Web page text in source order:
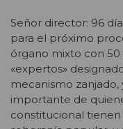
Señor director: 96
para el próximo
órgano mixto con
«expertos»
mecanismo
importante de
constitucional